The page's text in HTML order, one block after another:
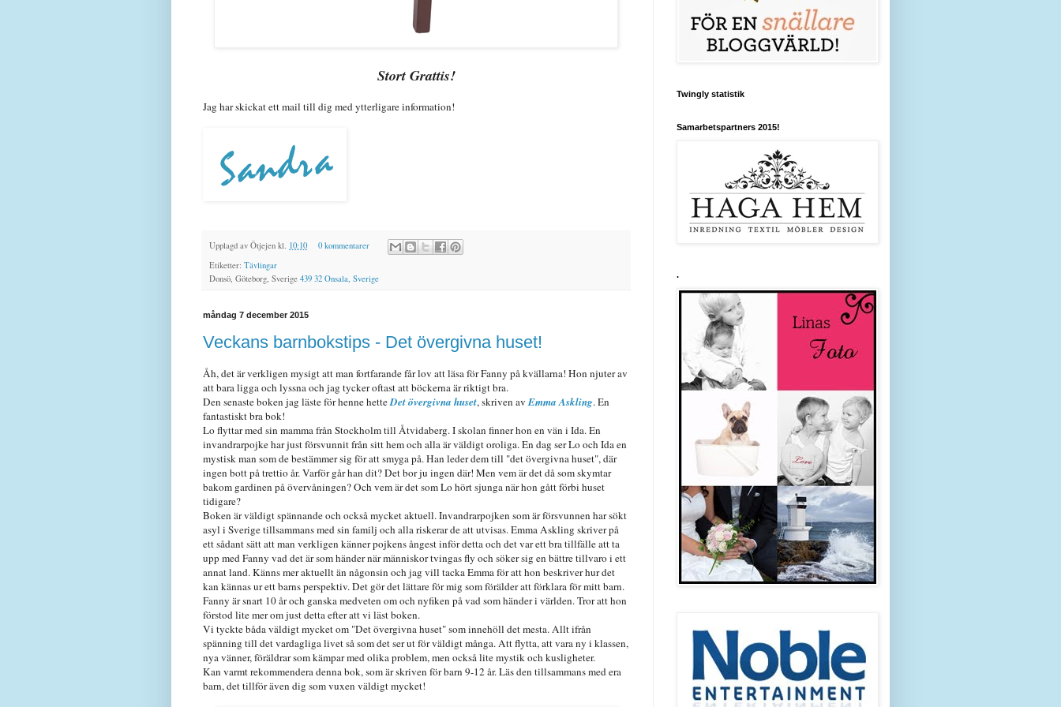
Stort Grattis!
Jag har skickat ett mail till dig med ytterligare information!
Upplagd av Ötjejen kl. 10:10
0 kommentarer
Etiketter: Tävlingar
Donsö, Göteborg, Sverige 439 32 Onsala, Sverige
måndag 7 december 2015
Veckans barnbokstips - Det övergivna huset!
Åh, det är verkligen mysigt att man fortfarande får lov att läsa för Fanny på kvällarna! Hon njuter av
att bara ligga och lyssna och jag tycker oftast att böckerna är riktigt bra.
Den senaste boken jag läste för henne hetteDet övergivna huset, skriven av Emma Askling. En
fantastiskt bra bok!
Lo flyttar med sin mamma från Stockholm till Åtvidaberg. I skolan finner hon en vän i Ida. En
invandrarpojke har just försvunnit från sitt hem och alla är väldigt oroliga. En dag ser Lo och Ida en
mystisk man som de bestämmer sig för att smyga på. Han leder dem till "det övergivna huset", där
ingen bott på trettio år. Varför går han dit? Det bor ju ingen där! Men vem är det då som skymtar
bakom gardinen på övervåningen? Och vem är det som Lo hört sjunga när hon gått förbi huset
tidigare?
Boken är väldigt spännande och också mycket aktuell. Invandrarpojken som är försvunnen har sökt
asyl i Sverige tillsammans med sin familj och alla riskerar de att utvisas. Emma Askling skriver på
ett sådant sätt att man verkligen känner pojkens ångest inför detta och det var ett bra tillfälle att ta
upp med Fanny vad det är som händer när människor tvingas fly och söker sig en bättre tillvaro i ett
annat land. Känns mer aktuellt än någonsin och jag vill tacka Emma för att hon beskriver hur det
kan kännas ur ett barns perspektiv. Det gör det lättare för mig som förälder att förklara för mitt barn.
Fanny är snart 10 år och ganska medveten om och nyfiken på vad som händer i världen. Tror att hon
förstod lite mer om just detta efter att vi läst boken.
Vi tyckte båda väldigt mycket om "Det övergivna huset" som innehöll det mesta. Allt ifrån
spänning till det vardagliga livet så som det ser ut för väldigt många. Att flytta, att vara ny i klassen,
nya vänner, föräldrar som kämpar med olika problem, men också lite mystik och kusligheter.
Kan varmt rekommendera denna bok, som är skriven för barn 9-12 år. Läs den tillsammans med era
barn, det tillför även dig som vuxen väldigt mycket!
Twingly statistik
Samarbetspartners 2015!
.